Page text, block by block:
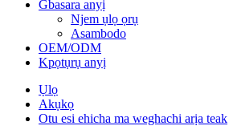
Gbasara anyị
Njem ụlọ ọrụ
Asambodo
OEM/ODM
Kpọtụrụ anyị
Ụlọ
Akụkọ
Otu esi ehicha ma weghachi arịa teak